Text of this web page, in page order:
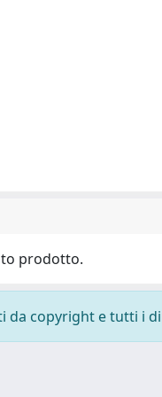
prodotto.
da copyright e tutti i